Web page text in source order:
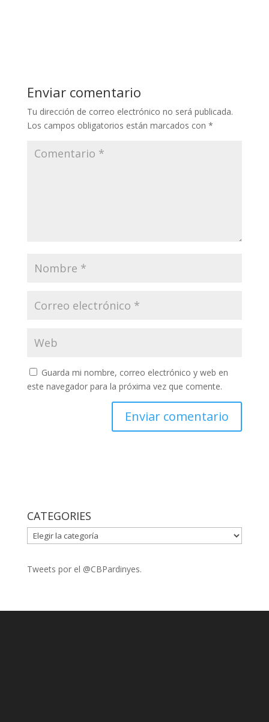
Enviar comentario
Tu dirección de correo electrónico no será publicada.
Los campos obligatorios están marcados con *
Guarda mi nombre, correo electrónico y web en
este navegador para la próxima vez que comente.
CATEGORIES
CATEGORIES
Tweets por el @CBPardinyes.